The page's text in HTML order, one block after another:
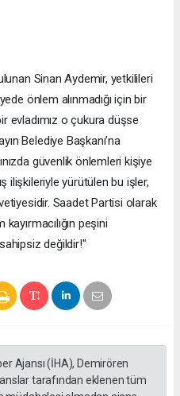
Sinan Aydemir, yetkilileri
önlem alınmadığı için bir
evladımız o çukura düşse
Belediye Başkanı’na
güvenlik önlemleri kişiye
ilişkileriyle yürütülen bu işler,
Saadet Partisi olarak
peşini
sahipsiz değildir!"
Ajansı (İHA), Demirören
tarafından eklenen tüm